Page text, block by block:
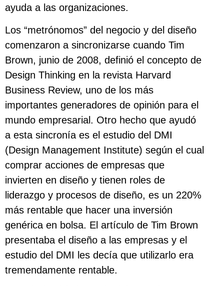
ayuda a las organizaciones.
Los “metrónomos” del negocio y del diseño
comenzaron a sincronizarse cuando Tim
Brown, junio de 2008, definió el concepto de
Design Thinking en la revista Harvard
Business Review, uno de los más
importantes generadores de opinión para el
mundo empresarial. Otro hecho que ayudó
a esta sincronía es el estudio del DMI
(Design Management Institute) según el cual
comprar acciones de empresas que
invierten en diseño y tienen roles de
liderazgo y procesos de diseño, es un 220%
más rentable que hacer una inversión
genérica en bolsa. El artículo de Tim Brown
presentaba el diseño a las empresas y el
estudio del DMI les decía que utilizarlo era
tremendamente rentable.